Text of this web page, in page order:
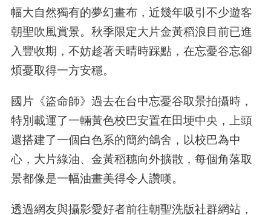
幅大自然獨有的夢幻畫布，近幾年吸引不少遊客
朝聖吹風賞景。秋季限定大片金黃稻浪目前已進
入豐收期，不妨趁著天晴時踩點，在忘憂谷忘卻
煩憂取得一方安穩。
國片《盜命師》過去在台中忘憂谷取景拍攝時，
特別載運了一輛黃色校巴安置在田埂中央，上頭
還搭建了一個白色系的簡約鴿舍，以校巴為中
心，大片綠油、金黃稻穗向外擴散，每個角落取
景都像是一幅油畫美得令人讚嘆。
透過網友與攝影愛好者前往朝聖洗版社群網站，